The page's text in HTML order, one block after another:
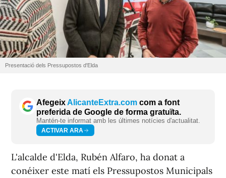
Presentació dels Pressupostos d'Elda
AfegeixAlicanteExtra.com com a font
preferida de Google de forma gratuïta.
Mantén-te informat amb les últimes notícies d'actualitat.
ACTIVAR ARA
L'alcalde d'Elda, Rubén Alfaro, ha donat a
conéixer este matí els Pressupostos Municipals